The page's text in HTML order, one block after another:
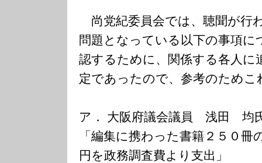
尚党紀委員会では、聴聞が行
問題となっている以下の事項に
認するために、関係する各人に
定であったので、参考のためこ
ア． 大阪府議会議員 浅田 均
「編集に携わった書籍２５０冊
円を政務調査費より支出」